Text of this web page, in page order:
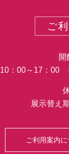
ご
開
10：00～17：00
展示替え
ご利用案内